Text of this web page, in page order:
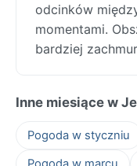
odcinków
momentami.
bardziej
Inne miesiące w
Pogoda w styczniu